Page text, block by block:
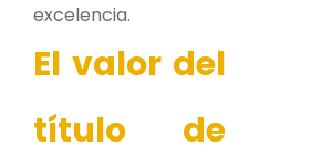
excelencia.
El valor del
título de